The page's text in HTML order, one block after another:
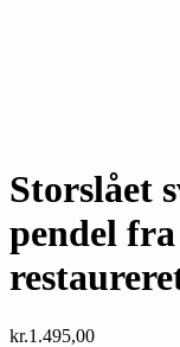
Storslået
pendel
kr.1.495,00